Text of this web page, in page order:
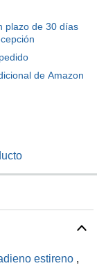
plazo de 30 días
de Amazon
estireno ,